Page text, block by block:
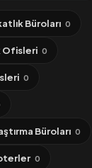
Büroları 0
Ofisleri 0
0
Büroları 0
0